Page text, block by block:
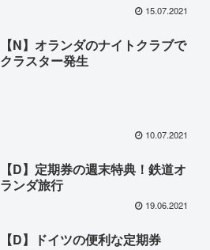
15.07.2021
【N】オランダのナイトクラブで
クラスター発生
10.07.2021
【D】定期券の週末特典！鉄道オ
ランダ旅行
19.06.2021
【D】ドイツの便利な定期券